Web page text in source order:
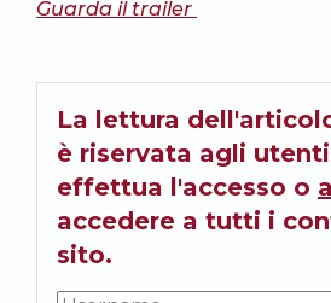
Guarda il trailer
La lettura
è riservata agli
effettua l'accesso o
accedere a tutti i
sito.